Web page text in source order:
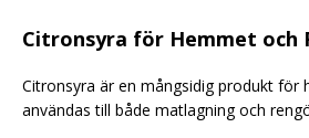
Citronsyra för Hemmet och
Citronsyra är en mångsidig produkt för
användas till både matlagning och